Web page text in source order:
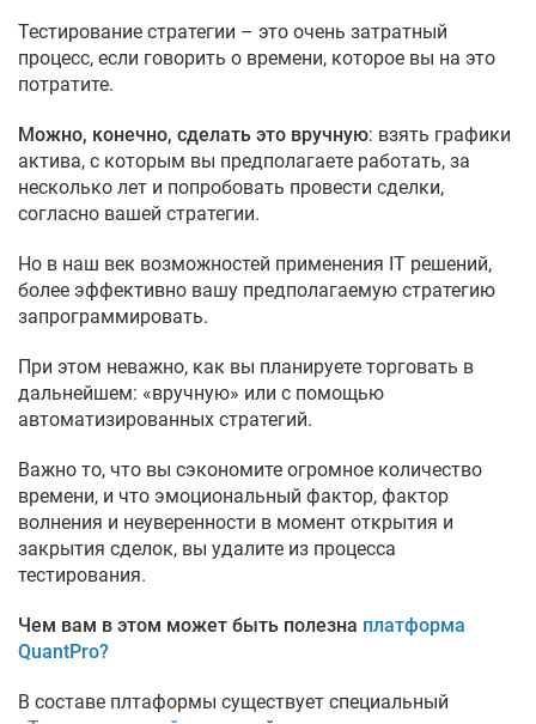
Тестирование стратегии – это очень затратный
процесс, если говорить о времени, которое вы на это
потратите.
Можно, конечно, сделать это вручную: взять графики
актива, с которым вы предполагаете работать, за
несколько лет и попробовать провести сделки,
согласно вашей стратегии.
Но в наш век возможностей применения IT решений,
более эффективно вашу предполагаемую стратегию
запрограммировать.
При этом неважно, как вы планируете торговать в
дальнейшем: «вручную» или с помощью
автоматизированных стратегий.
Важно то, что вы сэкономите огромное количество
времени, и что эмоциональный фактор, фактор
волнения и неуверенности в момент открытия и
закрытия сделок, вы удалите из процесса
тестирования.
Чем вам в этом может быть полезна платформа
QuantPro?
В составе плтаформы существует специальный